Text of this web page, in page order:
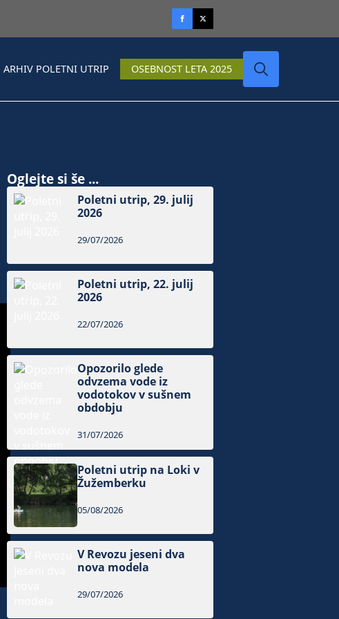
ARHIV POLETNI UTRIP OSEBNOST LETA 2025
Oglejte si še ...
Poletni utrip, 29. julij
2026
29/07/2026
Poletni utrip, 22. julij
2026
22/07/2026
Opozorilo glede
odvzema vode iz
vodotokov v sušnem
obdobju
31/07/2026
Poletni utrip na Loki v
Žužemberku
05/08/2026
V Revozu jeseni dva
nova modela
29/07/2026